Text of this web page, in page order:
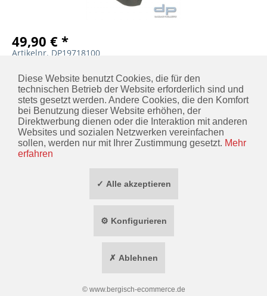
49,90 € *
Artikelnr. DP19718100
MERKEN IN DEN WARENKORB
KONTAKT
INFORMATIONEN
ZAHLUNG / VERSAND
* ALLE PREISE INKL. GESETZL. MEHRWERTSTEUER ZZGL.
WIDERRUF ERKLÄREN
Diese Website benutzt Cookies, die für den
technischen Betrieb der Website erforderlich sind und
stets gesetzt werden. Andere Cookies, die den Komfort
bei Benutzung dieser Website erhöhen, der
Direktwerbung dienen oder die Interaktion mit anderen
Websites und sozialen Netzwerken vereinfachen
sollen, werden nur mit Ihrer Zustimmung gesetzt. Mehr
erfahren
✓ Alle akzeptieren
⚙ Konfigurieren
✗ Ablehnen
© www.bergisch-ecommerce.de